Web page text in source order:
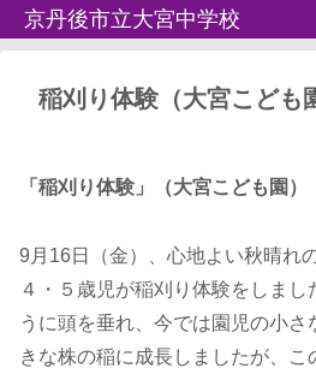
京丹後市立大宮中学校
稲刈り体験（大宮こども
「稲刈り体験」（大宮こども園）
9月16日（金）、心地よい秋晴れ
４・５歳児が稲刈り体験をしま
うに頭を垂れ、今では園児の小
きな株の稲に成長しましたが、こ